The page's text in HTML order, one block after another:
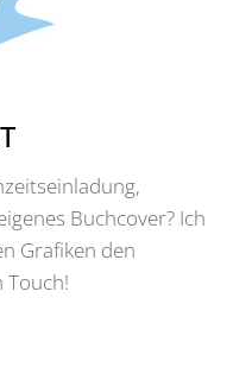
Buchcover? Ich
Grafiken den
Touch!